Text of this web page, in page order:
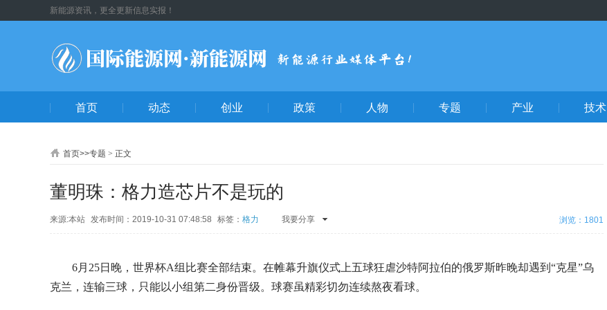
新能源资讯，更全更新信息实报！
首页 动态 创业 政策 人物 专题 产业 技术
首页>>专题 > 正文
董明珠：格力造芯片不是玩的
来源:本站 发布时间：2019-10-31 07:48:58 标签： 格力
我要分享
心网 微信 QQ
好友
腾讯微
博
浏览：1801
6月25日晚，世界杯A组比赛全部结束。在帷幕升旗仪式上五球狂虐沙特阿拉伯的俄罗斯昨晚却遇到“克星”乌
克兰，连输三球，只能以小组第二身份晋级。球赛虽精彩切勿连续熬夜看球。